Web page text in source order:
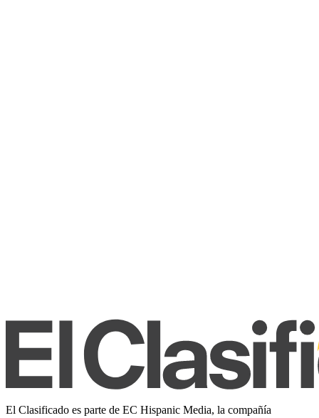
El Clasificado es parte de EC Hispanic Media, la compañía